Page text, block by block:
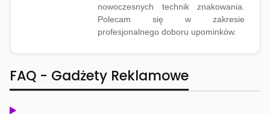
nowoczesnych technik znakowania.
Polecam się w zakresie
profesjonalnego doboru upominków.
FAQ - Gadżety Reklamowe